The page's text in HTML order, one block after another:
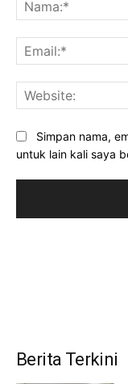
Simpan nama,
untuk lain kali saya
Berita Terkini